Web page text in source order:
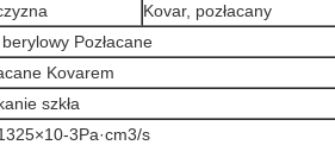
Kovar, pozłacany
Pozłacane
Kovarem
szkła
3Pa·cm3/s